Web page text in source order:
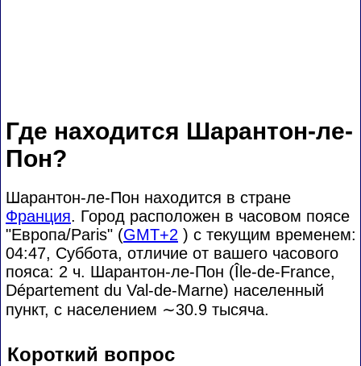
Где находится Шарантон-ле-
Пон?
Шарантон-ле-Пон находится в стране
Франция. Город расположен в часовом поясе
"Европа/Paris" (GMT+2 ) с текущим временем:
04:47, Суббота, отличие от вашего часового
пояса: 2 ч. Шарантон-ле-Пон (Île-de-France,
Département du Val-de-Marne) населенный
пункт, с населением ∼30.9 тысяча.
Короткий вопрос